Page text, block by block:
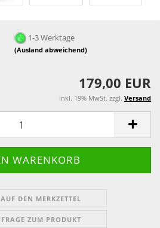
1-3 Werktage
(Ausland abweichend)
179,00 EUR
inkl. 19% MwSt. zzgl. Versand
AUF DEN MERKZETTEL
FRAGE ZUM PRODUKT